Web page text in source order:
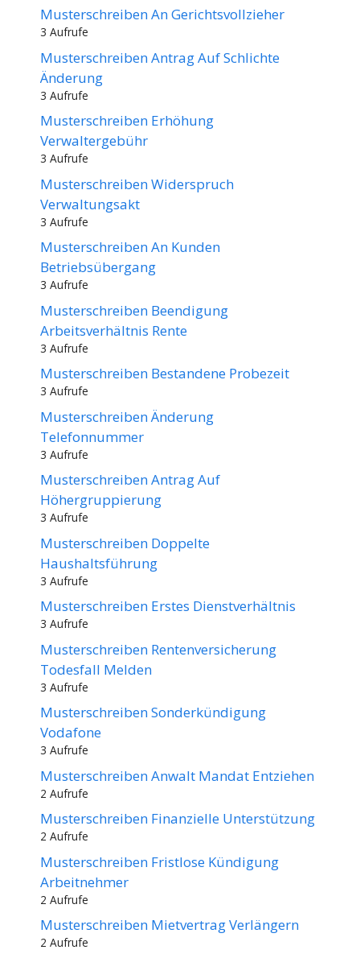
Musterschreiben An Gerichtsvollzieher
3 Aufrufe
Musterschreiben Antrag Auf Schlichte
Änderung
3 Aufrufe
Musterschreiben Erhöhung
Verwaltergebühr
3 Aufrufe
Musterschreiben Widerspruch
Verwaltungsakt
3 Aufrufe
Musterschreiben An Kunden
Betriebsübergang
3 Aufrufe
Musterschreiben Beendigung
Arbeitsverhältnis Rente
3 Aufrufe
Musterschreiben Bestandene Probezeit
3 Aufrufe
Musterschreiben Änderung
Telefonnummer
3 Aufrufe
Musterschreiben Antrag Auf
Höhergruppierung
3 Aufrufe
Musterschreiben Doppelte
Haushaltsführung
3 Aufrufe
Musterschreiben Erstes Dienstverhältnis
3 Aufrufe
Musterschreiben Rentenversicherung
Todesfall Melden
3 Aufrufe
Musterschreiben Sonderkündigung
Vodafone
3 Aufrufe
Musterschreiben Anwalt Mandat Entziehen
2 Aufrufe
Musterschreiben Finanzielle Unterstützung
2 Aufrufe
Musterschreiben Fristlose Kündigung
Arbeitnehmer
2 Aufrufe
Musterschreiben Mietvertrag Verlängern
2 Aufrufe